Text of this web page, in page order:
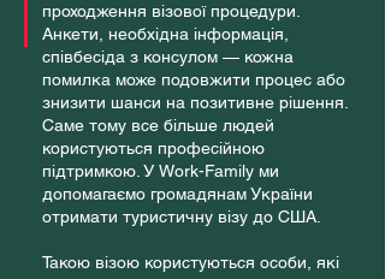
проходження візової процедури.
Анкети, необхідна інформація,
співбесіда з консулом — кожна
помилка може подовжити процес або
знизити шанси на позитивне рішення.
Саме тому все більше людей
користуються професійною
підтримкою. У Work-Family ми
допомагаємо громадянам України
отримати туристичну візу до США.
Такою візою користуються особи, які